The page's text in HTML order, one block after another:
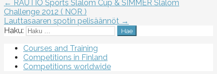
← RAUTIO Sports Slalom Cup & SIMMER Slalom
Challenge 2012 ( NOR )
Lauttasaaren spotin pelisäännöt →
Haku:
Courses and Training
Competitions in Finland
Competitions worldwide